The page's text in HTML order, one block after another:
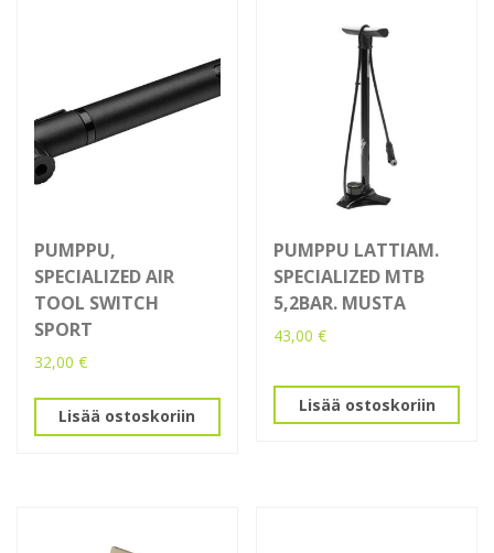
PUMPPU,
SPECIALIZED AIR
TOOL SWITCH
SPORT
32,00 €
Lisää ostoskoriin
PUMPPU LATTIAM.
SPECIALIZED MTB
5,2BAR. MUSTA
43,00€
Lisää ostoskoriin